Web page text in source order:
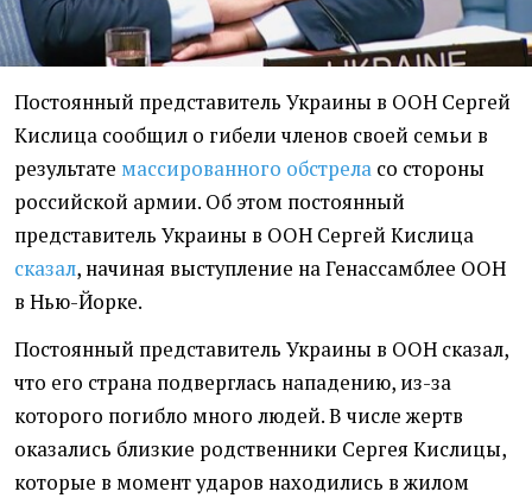
Постоянный представитель Украины в ООН Сергей
Кислица сообщил о гибели членов своей семьи в
результате массированного обстрела со стороны
российской армии. Об этом постоянный
представитель Украины в ООН Сергей Кислица
сказал, начиная выступление на Генассамблее ООН
в Нью-Йорке.
Постоянный представитель Украины в ООН сказал,
что его страна подверглась нападению, из-за
которого погибло много людей. В числе жертв
оказались близкие родственники Сергея Кислицы,
которые в момент ударов находились в жилом